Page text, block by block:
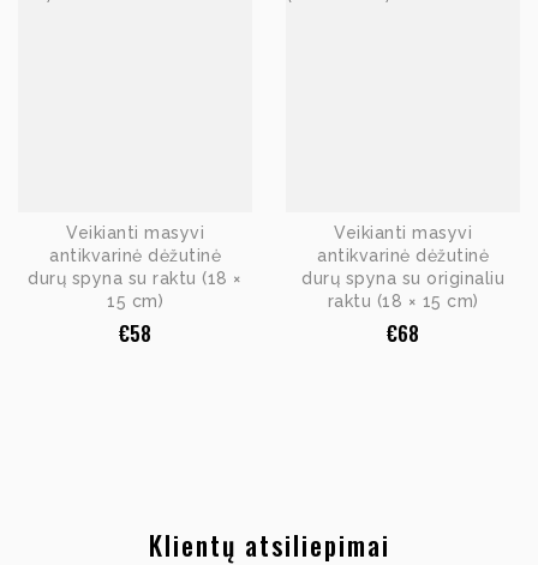
Veikianti masyvi
antikvarinė dėžutinė
durų spyna su raktu (18 ×
15 cm)
€58
Veikianti masyvi
antikvarinė dėžutinė
durų spyna su originaliu
raktu (18 × 15 cm)
€68
Klientų atsiliepimai